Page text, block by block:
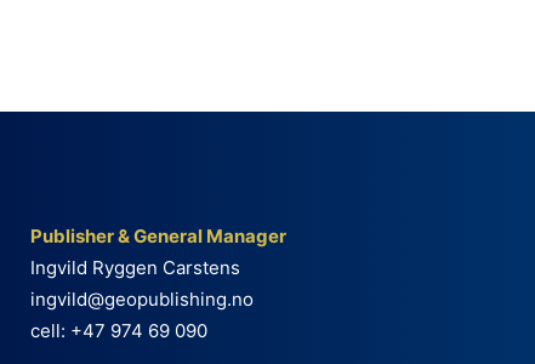
Publisher & General Manager
Ingvild Ryggen Carstens
ingvild@geopublishing.no
cell: +47 974 69 090